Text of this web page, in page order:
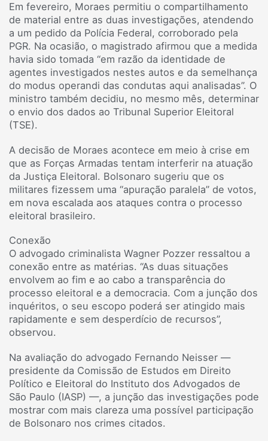
Em fevereiro, Moraes permitiu o compartilhamento
de material entre as duas investigações, atendendo
a um pedido da Polícia Federal, corroborado pela
PGR. Na ocasião, o magistrado afirmou que a medida
havia sido tomada “em razão da identidade de
agentes investigados nestes autos e da semelhança
do modus operandi das condutas aqui analisadas”. O
ministro também decidiu, no mesmo mês, determinar
o envio dos dados ao Tribunal Superior Eleitoral
(TSE).
A decisão de Moraes acontece em meio à crise em
que as Forças Armadas tentam interferir na atuação
da Justiça Eleitoral. Bolsonaro sugeriu que os
militares fizessem uma “apuração paralela” de votos,
em nova escalada aos ataques contra o processo
eleitoral brasileiro.
Conexão
O advogado criminalista Wagner Pozzer ressaltou a
conexão entre as matérias. “As duas situações
envolvem ao fim e ao cabo a transparência do
processo eleitoral e a democracia. Com a junção dos
inquéritos, o seu escopo poderá ser atingido mais
rapidamente e sem desperdício de recursos”,
observou.
Na avaliação do advogado Fernando Neisser —
presidente da Comissão de Estudos em Direito
Político e Eleitoral do Instituto dos Advogados de
São Paulo (IASP) —, a junção das investigações pode
mostrar com mais clareza uma possível participação
de Bolsonaro nos crimes citados.